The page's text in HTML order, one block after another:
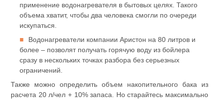
применение водонагревателя в бытовых целях. Такого
объема хватит, чтобы два человека смогли по очереди
искупаться.
Водонагреватели компании Аристон на 80 литров и
более – позволят получать горячую воду из бойлера
сразу в нескольких точках разбора без серьезных
ограничений.
Также можно определить объем накопительного бака из
расчета 20 л/чел + 10% запаса. Но старайтесь максимально